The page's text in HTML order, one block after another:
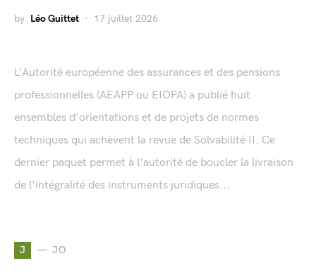
by Léo Guittet 17 juillet 2026
L'Autorité européenne des assurances et des pensions
professionnelles (AEAPP ou EIOPA) a publié huit
ensembles d'orientations et de projets de normes
techniques qui achèvent la revue de Solvabilité II. Ce
dernier paquet permet à l'autorité de boucler la livraison
de l'intégralité des instruments juridiques...
J JO